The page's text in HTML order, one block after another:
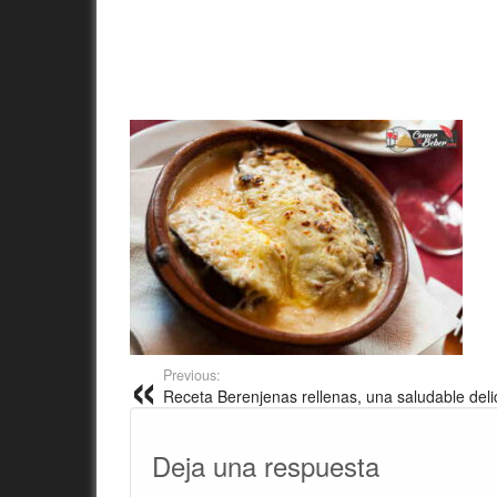
Previous:
Receta Berenjenas rellenas, una saludable
Deja una respuesta